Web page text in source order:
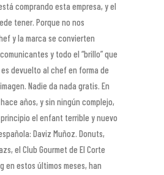
comprando esta empresa, y el
tener. Porque no nos
y la marca se convierten
y todo el “brillo” que
devuelto al chef en forma de
Nadie da nada gratis. En
años, y sin ningún complejo,
el enfant terrible y nuevo
Daviz Muñoz. Donuts,
el Club Gourmet de El Corte
en estos últimos meses, han